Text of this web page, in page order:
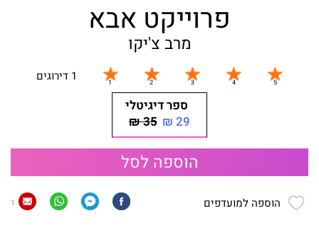
פרוייקט אבא
מרב צ'יקו
1 דירוגים
ספר דיגיטלי
29 ₪
35 ₪
הוספה לסל
הוספה למועדפים 1